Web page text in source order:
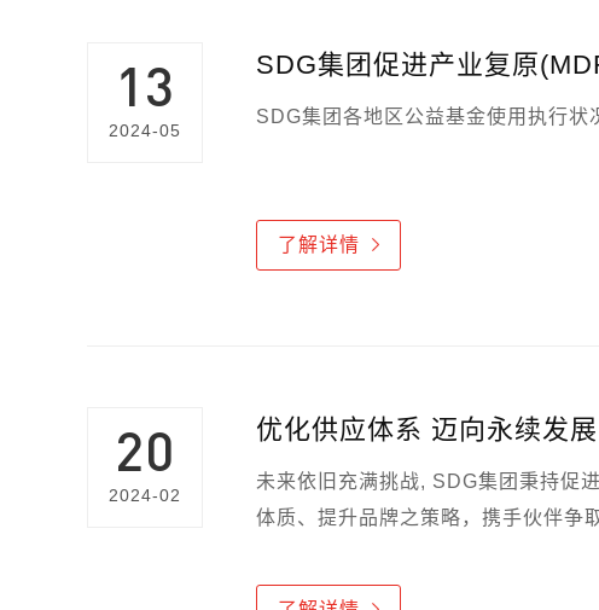
13
2024-05
SDG集团促进产业复原
SDG集团各地区公益基金使用执行状
了解详情
20
2024-02
优化供应体系 迈向永续发展
未来依旧充满挑战, SDG集团秉持促
体质、提升品牌之策略，携手伙伴争